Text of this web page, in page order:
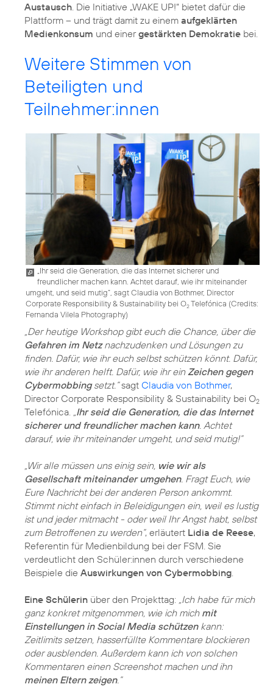
Austausch . Die Initiative „WAKE UP!“ bietet dafür die
Plattform – und trägt damit zu einem aufgeklärten
Medienkonsum und einergestärkten Demokratie bei.
Weitere Stimmen von
Beteiligten und
Teilnehmer:innen
„Ihr seid die Generation, die das Internet sicherer und
freundlicher machen kann. Achtet darauf, wie ihr miteinander
umgeht, und seid mutig”, sagt Claudia von Bothmer, Director
Corporate Responsibility & Sustainability bei O2Telefónica (Credits:
Fernanda Vilela Photography)
„Der heutige Workshop gibt euch die Chance, über die
Gefahren im Netznachzudenken und Lösungen zu
finden. Dafür, wie ihr euch selbst schützen könnt. Dafür,
wie ihr anderen helft. Dafür, wie ihr einZeichen gegen
Cybermobbingsetzt.”sagt Claudia von Bothmer,
Director Corporate Responsibility & Sustainability bei O2
Telefónica. „Ihr seid die Generation, die das Internet
sicherer und freundlicher machen kann. Achtet
darauf, wie ihr miteinander umgeht, und seid mutig!”
„Wir alle müssen uns einig sein, wie wir als
Gesellschaft miteinander umgehen. Fragt Euch, wie
Eure Nachricht bei der anderen Person ankommt.
Stimmt nicht einfach in Beleidigungen ein, weil es lustig
ist und jeder mitmacht - oder weil Ihr Angst habt, selbst
zum Betroffenen zu werden”, erläutert Lidia de Reese,
Referentin für Medienbildung bei der FSM. Sie
verdeutlicht den Schüler:innen durch verschiedene
Beispiele die Auswirkungen von Cybermobbing.
Eine Schülerin über den Projekttag: „Ich habe für mich
ganz konkret mitgenommen, wie ich mich mit
Einstellungen in Social Media schützenkann:
Zeitlimits setzen, hasserfüllte Kommentare blockieren
oder ausblenden. Außerdem kann ich von solchen
Kommentaren einen Screenshot machen und ihn
meinen Eltern zeigen.”